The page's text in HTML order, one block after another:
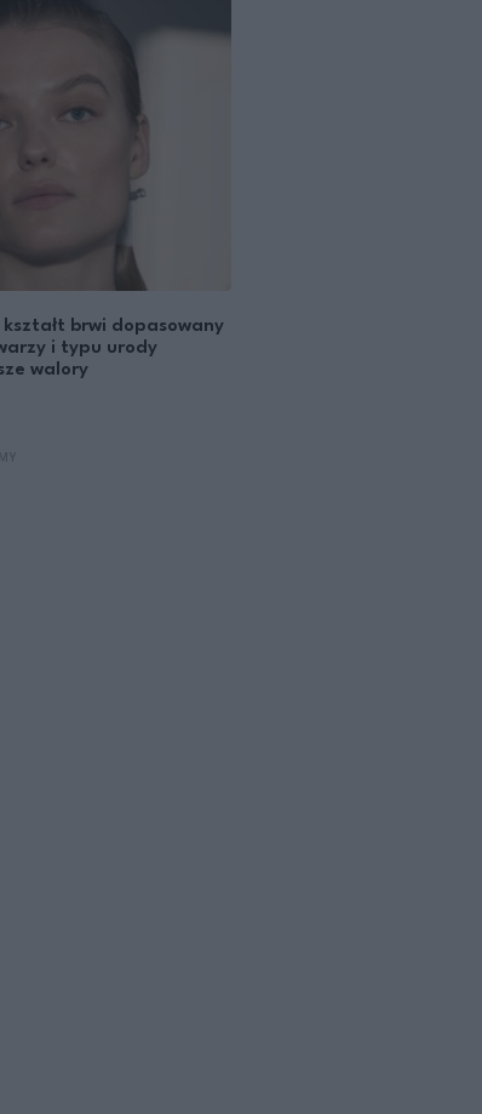
kształt brwi dopasowany
i typu urody
walory